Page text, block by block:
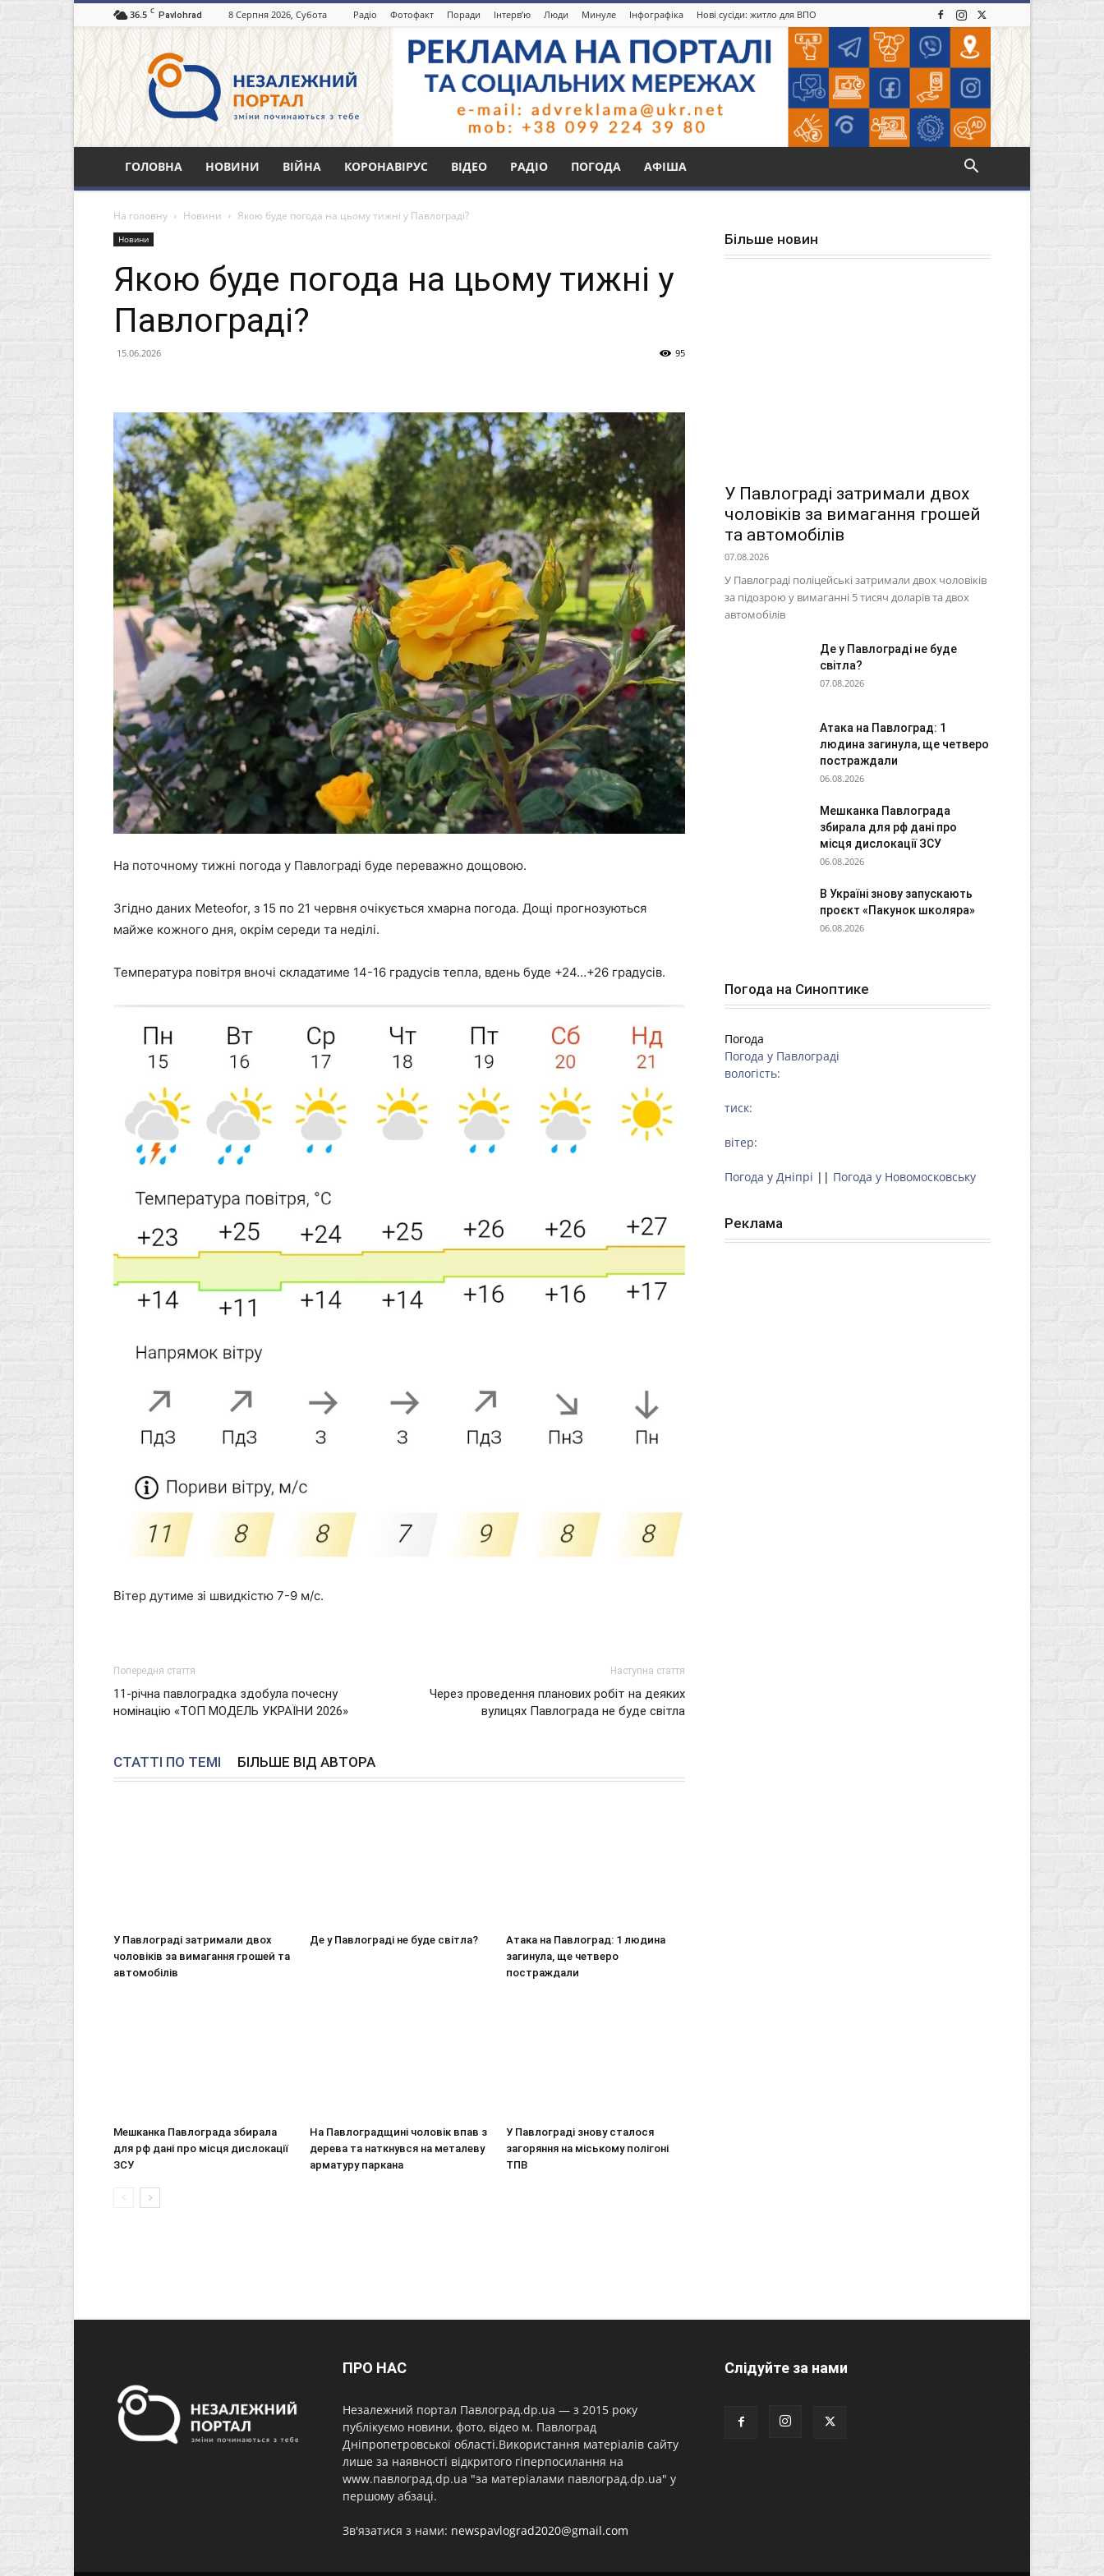
36.5 C Pavlohrad 8 Серпня 2026, Субота Радіо Фотофакт Поради Інтерв’ю Люди Минуле Інфографіка Нові сусіди: житло для ВПО
Незалежний
портал
Павлоград.dp.ua
ГОЛОВНА НОВИНИ ВІЙНА КОРОНАВІРУС ВІДЕО РАДІО ПОГОДА АФІША
На головну Новини Якою буде погода на цьому тижні у Павлограді?
Новини
Якою буде погода на цьому тижні у
Павлограді?
15.06.2026 95
На поточному тижні погода у Павлограді буде переважно дощовою.
Згідно даних Meteofor, з 15 по 21 червня очікується хмарна погода. Дощі прогнозуються
майже кожного дня, окрім середи та неділі.
Температура повітря вночі складатиме 14-16 градусів тепла, вдень буде +24…+26 градусів.
Вітер дутиме зі швидкістю 7-9 м/с.
Попередня стаття
11-річна павлоградка здобула почесну
номінацію «ТОП МОДЕЛЬ УКРАЇНИ 2026»
Наступна стаття
Через проведення планових робіт на деяких
вулицях Павлограда не буде світла
СТАТТІ ПО ТЕМІ БІЛЬШЕ ВІД АВТОРА
У Павлограді затримали двох
чоловіків за вимагання грошей та
автомобілів
Де у Павлограді не буде світла?
Атака на Павлоград: 1 людина
загинула, ще четверо
постраждали
Мешканка Павлограда збирала
для рф дані про місця дислокації
ЗСУ
На Павлоградщині чоловік впав з
дерева та наткнувся на металеву
арматуру паркана
У Павлограді знову сталося
загоряння на міському полігоні
ТПВ
Більше новин
У Павлограді затримали двох
чоловіків за вимагання грошей
та автомобілів
07.08.2026
У Павлограді поліцейські затримали двох чоловіків
за підозрою у вимаганні 5 тисяч доларів та двох
автомобілів
Де у Павлограді не буде
світла?
07.08.2026
Атака на Павлоград: 1
людина загинула, ще четверо
постраждали
06.08.2026
Мешканка Павлограда
збирала для рф дані про
місця дислокації ЗСУ
06.08.2026
В Україні знову запускають
проєкт «Пакунок школяра»
06.08.2026
Погода на Синоптике
Погода
Погода у Павлограді
вологість:
тиск:
вітер:
Погода у Дніпрі || Погода у Новомосковську
Реклама
ПРО НАС
Незалежний портал Павлоград.dp.ua — з 2015 року
публікуємо новини, фото, відео м. Павлоград
Дніпропетровської області.Використання матеріалів сайту
лише за наявності відкритого гіперпосилання на
www.павлоград.dp.ua "за матеріалами павлоград.dp.ua" у
першому абзаці.
Зв'язатися з нами: newspavlograd2020@gmail.com
Слідуйте за нами